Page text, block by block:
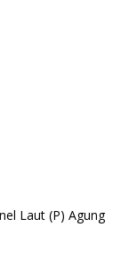
Laut (P) Agung